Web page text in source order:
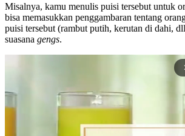
Misalnya, kamu menulis puisi tersebut untuk
bisa memasukkan penggambaran tentang
puisi tersebut (rambut putih, kerutan di dahi,
suasana gengs.